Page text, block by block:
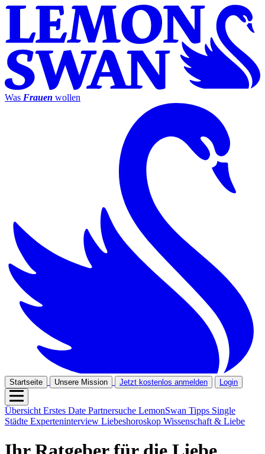
Was Frauen wollen
Startseite Unsere Mission Jetzt kostenlos anmelden Login
ÜbersichtErstes Date Partnersuche LemonSwan Tipps Single
Städte Experteninterview Liebeshoroskop Wissenschaft & Liebe